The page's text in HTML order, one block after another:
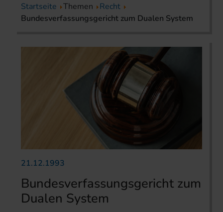
Startseite Themen
Recht
Bundesverfassungsgericht zum Dualen System
21.12.1993
Bundesverfassungsgericht zum
Dualen System